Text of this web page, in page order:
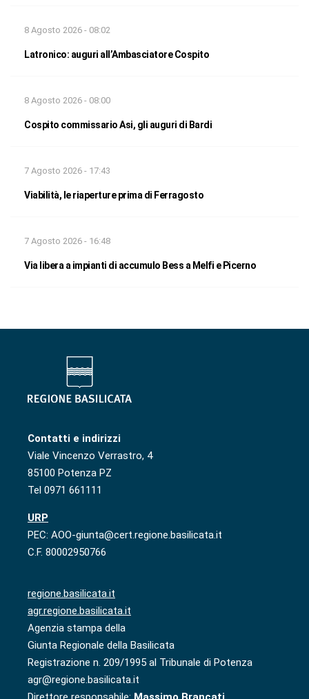
8 Agosto 2026 - 08:02
Latronico: auguri all’Ambasciatore Cospito
8 Agosto 2026 - 08:00
Cospito commissario Asi, gli auguri di Bardi
7 Agosto 2026 - 17:43
Viabilità, le riaperture prima di Ferragosto
7 Agosto 2026 - 16:48
Via libera a impianti di accumulo Bess a Melfi e Picerno
Contatti e indirizzi
Viale Vincenzo Verrastro, 4
85100 Potenza PZ
Tel 0971 661111
URP
PEC: AOO-giunta@cert.regione.basilicata.it
C.F. 80002950766
regione.basilicata.it
agr.regione.basilicata.it
Agenzia stampa della
Giunta Regionale della Basilicata
Registrazione n. 209/1995 al Tribunale di Potenza
agr@regione.basilicata.it